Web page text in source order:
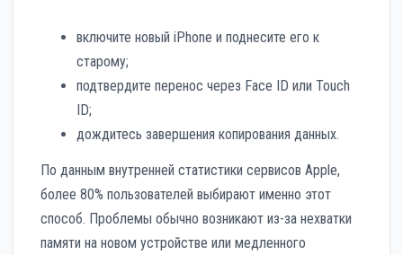
включите новый iPhone и поднесите его к
старому;
подтвердите перенос через Face ID или Touch
ID;
дождитесь завершения копирования данных.
По данным внутренней статистики сервисов Apple,
более 80% пользователей выбирают именно этот
способ. Проблемы обычно возникают из-за нехватки
памяти на новом устройстве или медленного